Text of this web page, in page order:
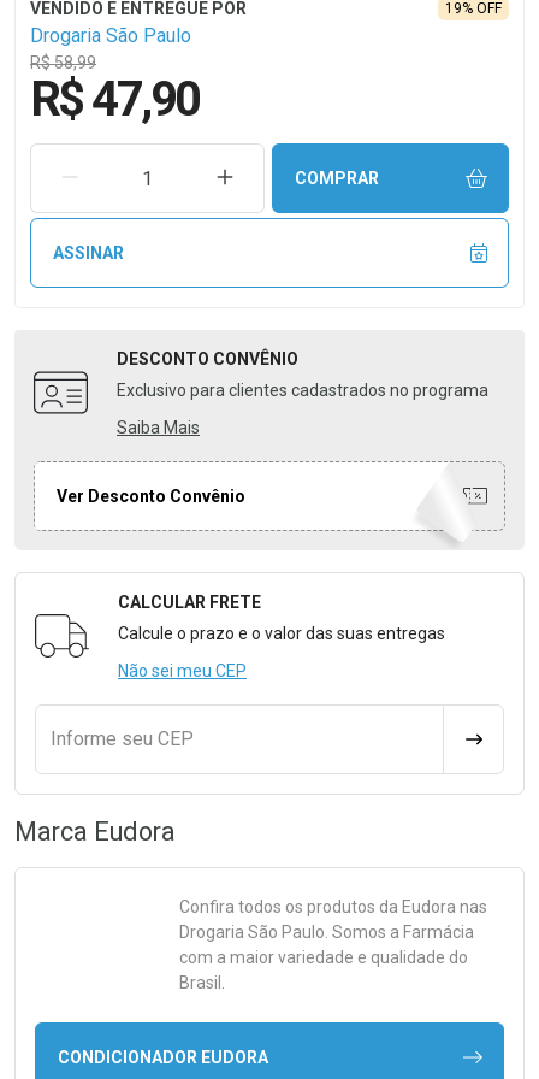
Drogaria São Paulo
R$ 58,99
19% OFF
R$ 47,90
REMOVER UMA UNIDADEAUMENTAR UMA UNIDADE
COMPRAR
ASSINAR
DESCONTO CONVÊNIO
Exclusivo para clientes cadastrados no programa
Saiba Mais
Ver Desconto Convênio
Formulário para Calcular o Frete
CALCULAR FRETE
Calcule o prazo e o valor das suas entregas
Não sei meu CEP
Informe seu CEP
Marca Eudora
Confira todos os produtos da Eudora nas
Drogaria São Paulo. Somos a Farmácia
com a maior variedade e qualidade do
Brasil.
CONDICIONADOR EUDORA